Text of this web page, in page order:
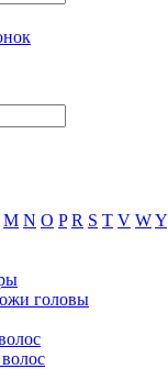
M N O P R S T V WY
головы